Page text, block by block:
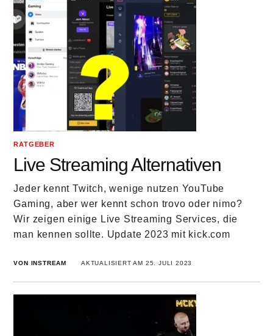
RATGEBER
Live Streaming Alternativen
Jeder kennt Twitch, wenige nutzen YouTube
Gaming, aber wer kennt schon trovo oder nimo?
Wir zeigen einige Live Streaming Services, die
man kennen sollte. Update 2023 mit kick.com
VON INSTREAM AKTUALISIERT AM 25. JULI 2023